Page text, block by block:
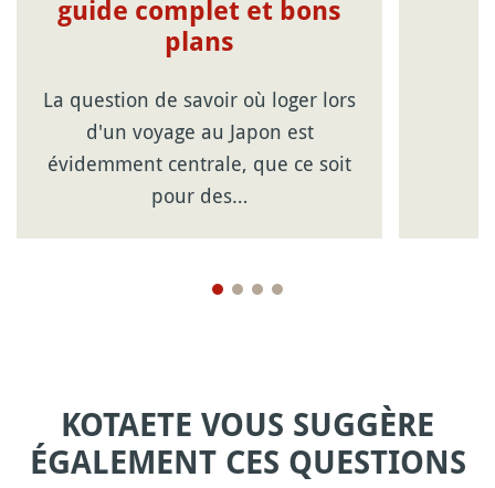
guide complet et bons
plans
La question de savoir où loger lors
d'un voyage au Japon est
évidemment centrale, que ce soit
pour des…
KOTAETE VOUS SUGGÈRE
ÉGALEMENT CES QUESTIONS